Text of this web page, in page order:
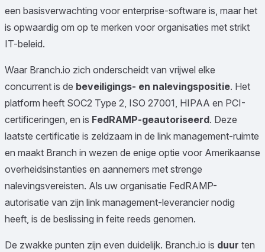
een basisverwachting voor enterprise-software is, maar het
is opwaardig om op te merken voor organisaties met strikt
IT-beleid.
Waar Branch.io zich onderscheidt van vrijwel elke
concurrent is de beveiligings- en nalevingspositie. Het
platform heeft SOC2 Type 2, ISO 27001, HIPAA en PCI-
certificeringen, en is FedRAMP-geautoriseerd. Deze
laatste certificatie is zeldzaam in de link management-ruimte
en maakt Branch in wezen de enige optie voor Amerikaanse
overheidsinstanties en aannemers met strenge
nalevingsvereisten. Als uw organisatie FedRAMP-
autorisatie van zijn link management-leverancier nodig
heeft, is de beslissing in feite reeds genomen.
De zwakke punten zijn even duidelijk. Branch.io is duur ten